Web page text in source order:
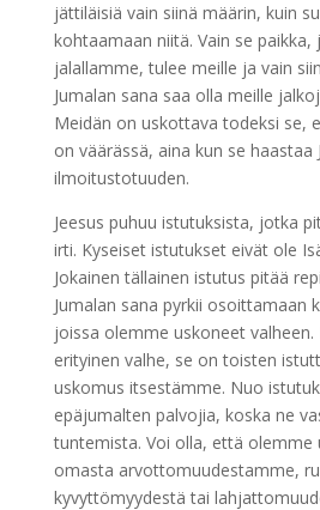
jättiläisiä vain siinä määrin, kuin
kohtaamaan niitä. Vain se
jalallamme, tulee meille ja vain
Jumalan sana saa olla meille
Meidän on uskottava todeksi se,
on väärässä, aina kun se haastaa
ilmoitustotuuden.
Jeesus puhuu istutuksista, jotka
irti. Kyseiset istutukset eivät ole
Jokainen tällainen istutus pitää
Jumalan sana pyrkii osoittamaan
joissa olemme uskoneet valheen.
erityinen valhe, se on toisten
uskomus itsestämme. Nuo
epäjumalten palvojia, koska ne
tuntemista. Voi olla, että olemme
omasta arvottomuudestamme,
kyvyttömyydestä tai